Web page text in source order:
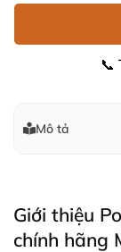
📞
Mô tả
Giới thiệu
chính hãng